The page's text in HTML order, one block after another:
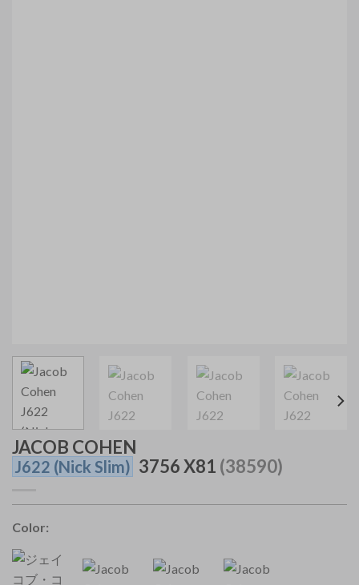
JACOB COHEN
J622 (Nick Slim) 3756 X81 (38590)
Color: